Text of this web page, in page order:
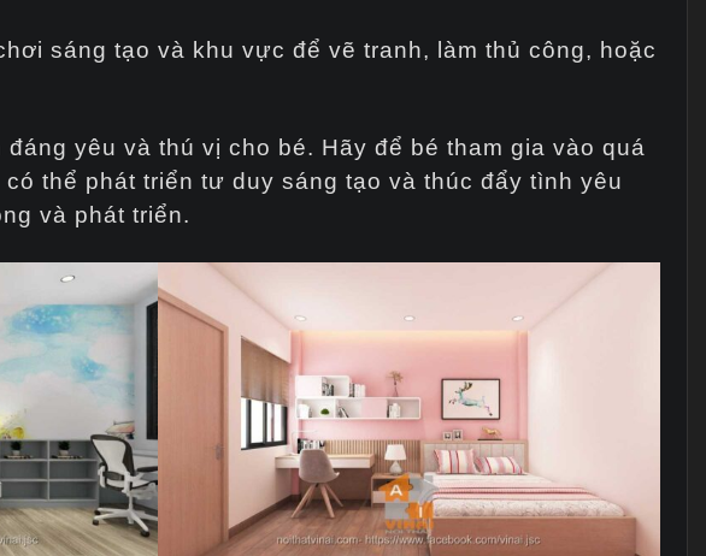
sáng tạo và khu vực để vẽ tranh, làm thủ công, hoặc
yêu và thú vị cho bé. Hãy để bé tham gia vào quá
thể phát triển tư duy sáng tạo và thúc đẩy tình yêu
và phát triển.